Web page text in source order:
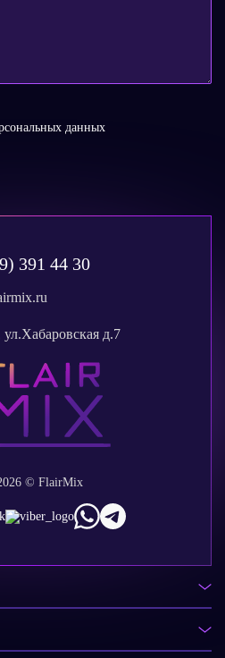
данных
© FlairMix
391 44 30
д.7